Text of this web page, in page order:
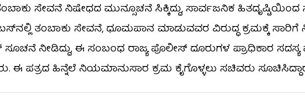
ಸೇವನೆ ನಿಷೇಧದ ಮುನ್ಸೂಚನೆ ಸಿಕ್ಕಿದ್ದು, ಸಾರ್ವಜನಿಕ
ತಂಬಾಕು ಸೇವನೆ, ಧೂಮಪಾನ ಮಾಡುವವರ ವಿರುದ್ಧ ಕ್ರಮಕ್ಕೆ
ನೀಡಿದ್ದು, ಈ ಸಂಬಂಧ ರಾಜ್ಯ ಪೊಲೀಸ್ ದೂರುಗಳ ಪ್ರಾಧಿಕಾರ
ಈ ಪತ್ರದ ಹಿನ್ನೆಲೆ ನಿಯಮಾನುಸಾರ ಕ್ರಮ ಕೈಗೊಳ್ಳಲು ಸಚಿವರು